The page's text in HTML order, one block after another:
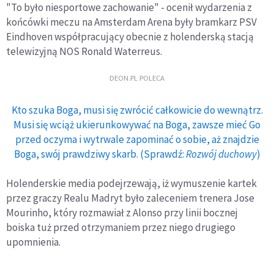
"To było niesportowe zachowanie" - ocenił wydarzenia z
końcówki meczu na Amsterdam Arena były bramkarz PSV
Eindhoven współpracujący obecnie z holenderską stacją
telewizyjną NOS Ronald Waterreus.
DEON.PL POLECA
Kto szuka Boga, musi się zwrócić całkowicie do wewnątrz.
Musi się wciąż ukierunkowywać na Boga, zawsze mieć Go
przed oczyma i wytrwale zapominać o sobie, aż znajdzie
Boga, swój prawdziwy skarb. (Sprawdź:Rozwój duchowy)
Holenderskie media podejrzewają, iż wymuszenie kartek
przez graczy Realu Madryt było zaleceniem trenera Jose
Mourinho, który rozmawiał z Alonso przy linii bocznej
boiska tuż przed otrzymaniem przez niego drugiego
upomnienia.